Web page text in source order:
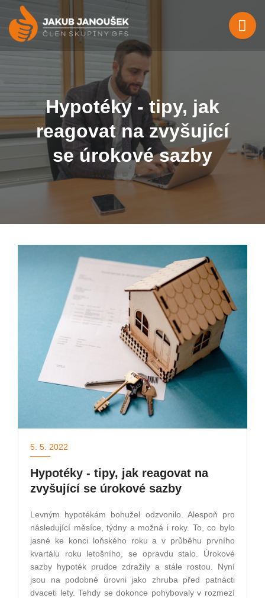
Hypotéky - tipy, jak
reagovat na zvyšující
se úrokové sazby
5. 5. 2022
Hypotéky - tipy, jak reagovat na
zvyšující se úrokové sazby
Levným hypotékám bohužel odzvonilo. Alespoň pro
následující měsíce, týdny a možná i roky. To, co bylo
jasné ke konci loňského roku a v průběhu prvního
kvartálu roku letošního, se opravdu stalo. Úrokové
sazby hypoték prudce zdražily a stále rostou. Nyní
jsou na podobné úrovni jako zhruba před patnácti
dvaceti lety. Tehdy se dokonce pohybovaly v rozmezí